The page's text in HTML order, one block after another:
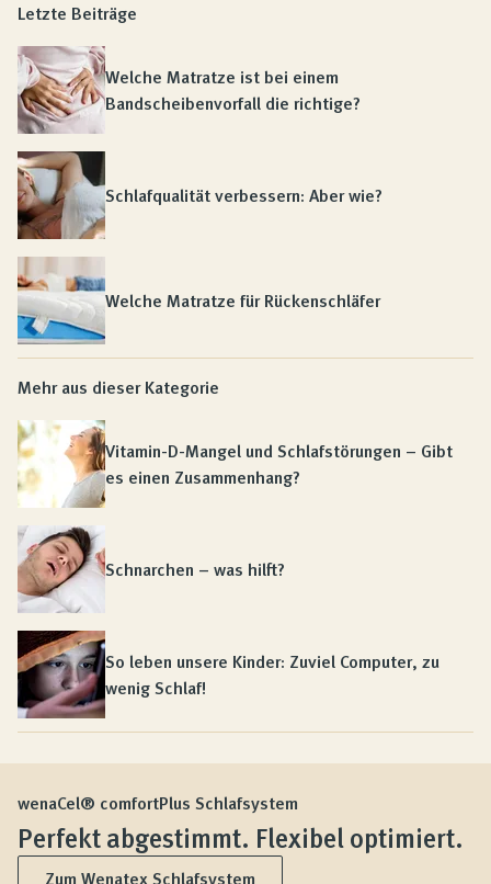
Letzte Beiträge
Welche Matratze ist bei einem
Bandscheibenvorfall die richtige?
Schlafqualität verbessern: Aber wie?
Welche Matratze für Rückenschläfer
Mehr aus dieser Kategorie
Vitamin-D-Mangel und Schlafstörungen – Gibt
es einen Zusammenhang?
Schnarchen – was hilft?
So leben unsere Kinder: Zuviel Computer, zu
wenig Schlaf!
wenaCel® comfortPlus Schlafsystem
Perfekt abgestimmt. Flexibel optimiert.
Zum Wenatex Schlafsystem